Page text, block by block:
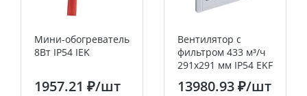
Мини-обогреватель
8Вт IP54 IEK
1957.21 ₽/шт
Вентилятор с
фильтром 433 м³/ч
291x291 мм IP54 EKF
13980.93 ₽/шт